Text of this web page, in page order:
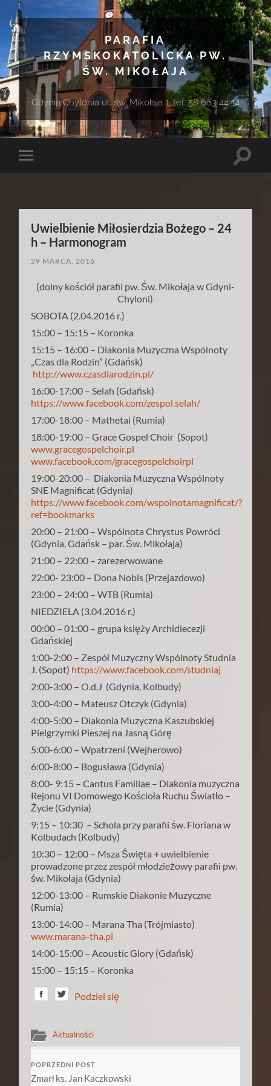
PARAFIA
RZYMSKOKATOLICKA PW.
ŚW. MIKOŁAJA
Gdynia Chylonia ul. św. Mikołaja 1, tel. 58 663 44 14
Toggle
Toggle
Uwielbienie Miłosierdzia Bożego – 24
h – Harmonogram
29 MARCA, 2016
(dolny kościół parafii pw. Św. Mikołaja w Gdyni-
Chyloni)
SOBOTA (2.04.2016 r.)
15:00 – 15:15 – Koronka
15:15 – 16:00 – Diakonia Muzyczna Wspólnoty
„Czas dla Rodzin” (Gdańsk)
http://www.czasdlarodzin.pl/
16:00-17:00 – Selah (Gdańsk)
https://www.facebook.com/zespol.selah/
17:00-18:00 – Mathetai (Rumia)
18:00-19:00 – Grace Gospel Choir (Sopot)
www.gracegospelchoir.pl
www.facebook.com/gracegospelchoirpl
19:00-20:00 – Diakonia Muzyczna Wspólnoty
SNE Magnificat (Gdynia)
https://www.facebook.com/wspolnotamagnificat/?
ref=bookmarks
20:00 – 21:00 – Wspólnota Chrystus Powróci
(Gdynia, Gdańsk – par. Św. Mikołaja)
21:00 – 22:00 – zarezerwowane
22:00- 23:00 – Dona Nobis (Przejazdowo)
23:00 – 24:00 – WTB (Rumia)
NIEDZIELA (3.04.2016 r.)
00:00 – 01:00 – grupa księży Archidiecezji
Gdańskiej
1:00-2:00 – Zespół Muzyczny Wspólnoty Studnia
J. (Sopot) https://www.facebook.com/studniaj
2:00-3:00 – O.d.J (Gdynia, Kolbudy)
3:00-4:00 – Mateusz Otczyk (Gdynia)
4:00-5:00 – Diakonia Muzyczna Kaszubskiej
Pielgrzymki Pieszej na Jasną Górę
5:00-6:00 – Wpatrzeni (Wejherowo)
6:00-8:00 – Bogusława (Gdynia)
8:00- 9:15 – Cantus Familiae – Diakonia muzyczna
Rejonu VI Domowego Kościoła Ruchu Światło –
Życie (Gdynia)
9:15 – 10:30 – Schola przy parafii św. Floriana w
Kolbudach (Kolbudy)
10:30 – 12:00 – Msza Święta + uwielbienie
prowadzone przez zespół młodzieżowy parafii pw.
św. Mikołaja (Gdynia)
12:00-13:00 – Rumskie Diakonie Muzyczne
(Rumia)
13:00-14:00 – Marana Tha (Trójmiasto)
www.marana-tha.pl
14:00-15:00 – Acoustic Glory (Gdańsk)
15:00 – 15:15 – Koronka
Podziel się
Aktualności
POPRZEDNI POST
Zmarł ks. Jan Kaczkowski